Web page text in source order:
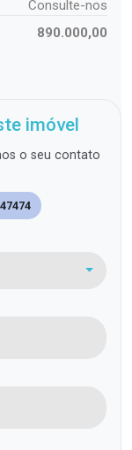
Consulte-nos
890.000,00
imóvel
o seu contato